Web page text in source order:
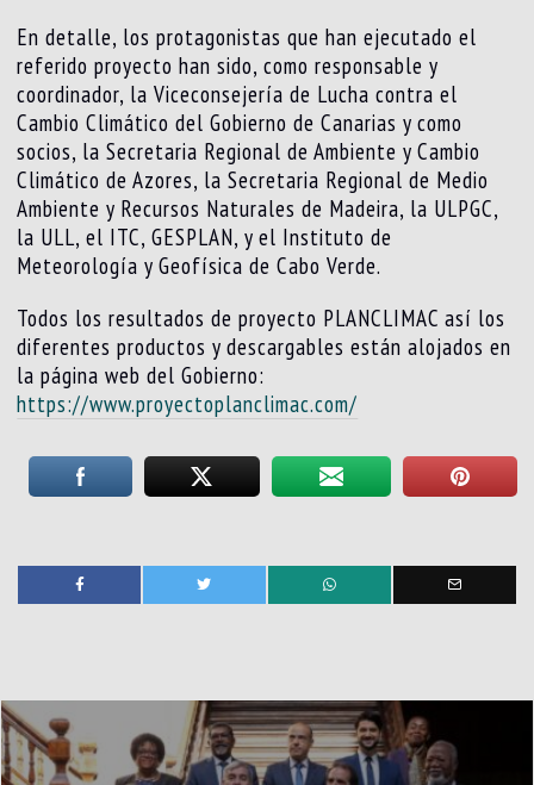
En detalle, los protagonistas que han ejecutado el
referido proyecto han sido, como responsable y
coordinador, la Viceconsejería de Lucha contra el
Cambio Climático del Gobierno de Canarias y como
socios, la Secretaria Regional de Ambiente y Cambio
Climático de Azores, la Secretaria Regional de Medio
Ambiente y Recursos Naturales de Madeira, la ULPGC,
la ULL, el ITC, GESPLAN, y el Instituto de
Meteorología y Geofísica de Cabo Verde.
Todos los resultados de proyecto PLANCLIMAC así los
diferentes productos y descargables están alojados en
la página web del Gobierno:
https://www.proyectoplanclimac.com/